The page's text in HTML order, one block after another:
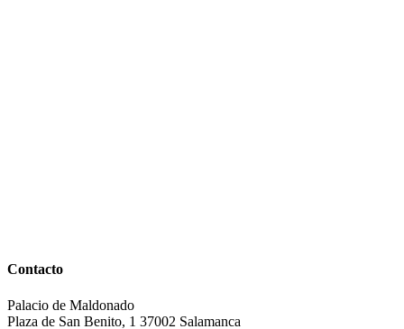
Contacto
Palacio de Maldonado
Plaza de San Benito, 1 37002 Salamanca